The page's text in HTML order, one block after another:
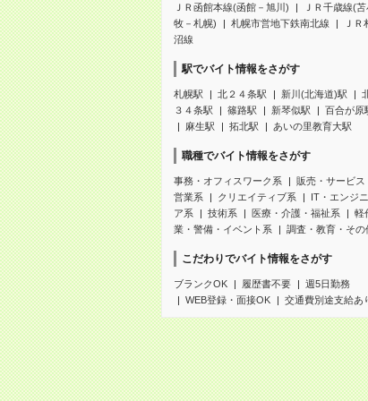
ＪＲ函館本線(函館－旭川)
ＪＲ千歳線(苫
牧－札幌)
札幌市営地下鉄南北線
ＪＲ
沼線
駅でバイト情報をさがす
札幌駅 北２４条駅 新川(北海道)駅
３４条駅
篠路駅 新琴似駅
百合が原
麻生駅
拓北駅 あいの里教育大駅
職種でバイト情報をさがす
事務・オフィスワーク系
販売・サービス
営業系
クリエイティブ系
IT・エンジニ
ア系
技術系 医療・介護・福祉系
軽
業・警備・イベント系
調査・教育・その
こだわりでバイト情報をさがす
ブランクOK 履歴書不要
週5日勤務
WEB登録・面接OK
交通費別途支給あ